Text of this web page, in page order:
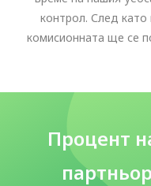
контрол. След
комисионната ще се
Процент